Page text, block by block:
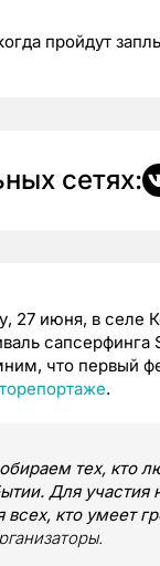
пройдут
сетях:
27 июня, в селе
что первый
.
тех, кто
Для
всех, кто умеет